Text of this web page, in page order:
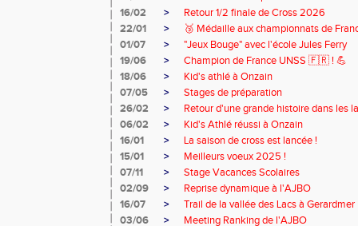
16/02
>
Retour 1/2 finale de Cross 2026
22/01
>
🥉 Médaille aux championnats de
01/07
>
"Jeux Bouge" avec l'école Jules Ferry
19/06
>
Champion de France UNSS 🇫🇷 ! 💪
18/06
>
Kid's athlé à Onzain
07/05
>
Stages de préparation
26/02
>
Retour d'une grande histoire dans les
06/02
>
Kid's Athlé réussi à Onzain
16/01
>
La saison de cross est lancée !
15/01
>
Meilleurs voeux 2025 !
07/11
>
Stage Vacances Scolaires
02/09
>
Reprise dynamique à l'AJBO
16/07
>
Trail de la vallée des Lacs à Gerardmer
03/06
> Meeting Ranking de l'AJBO